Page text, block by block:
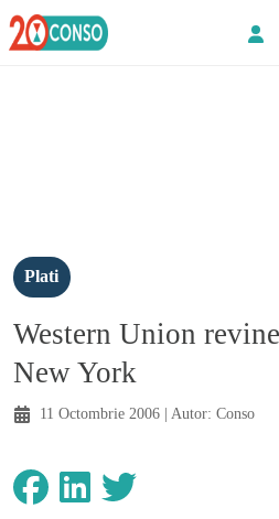
Plati
Western Union
New York
11 Octombrie 2006 | Autor: Conso